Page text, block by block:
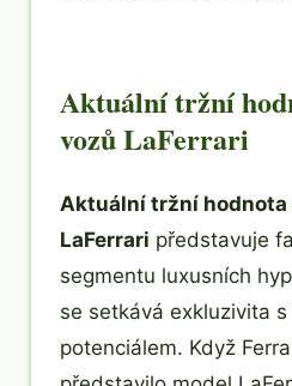
Aktuální tržní
vozů LaFerrari
Aktuální tržní hodnota
LaFerrari představuje
segmentu luxusních
se setkává exkluzivita
potenciálem. Když